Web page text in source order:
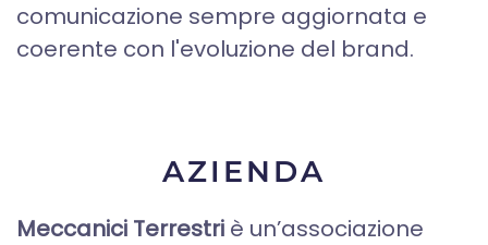
comunicazione sempre aggiornata e
coerente con l'evoluzione del brand.
AZIENDA
Meccanici Terrestri è un’associazione